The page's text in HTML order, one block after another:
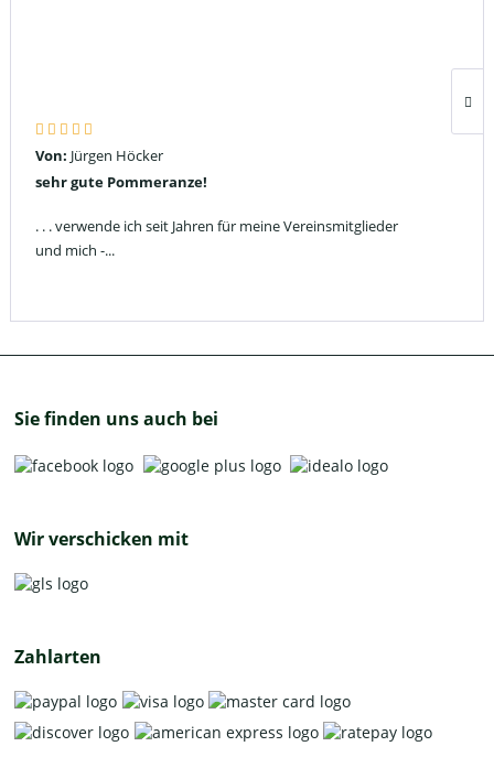
Von: Jürgen Höcker
sehr gute Pommeranze!
. . . verwende ich seit Jahren für meine Vereinsmitglieder
und mich -...
Sie finden uns auch bei
Wir verschicken mit
Zahlarten